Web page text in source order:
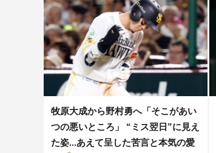
牧原大成から野村勇へ「そこがあい
つの悪いところ」 “ミス翌日”に見え
た姿...あえて呈した苦言と本気の愛